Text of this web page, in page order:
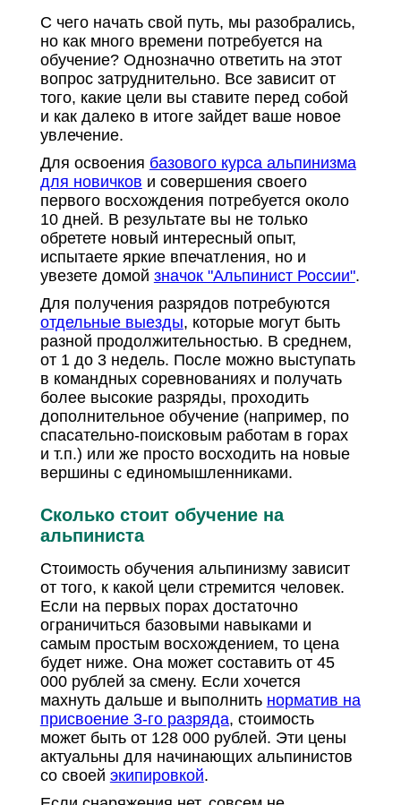
С чего начать свой путь, мы разобрались,
но как много времени потребуется на
обучение? Однозначно ответить на этот
вопрос затруднительно. Все зависит от
того, какие цели вы ставите перед собой
и как далеко в итоге зайдет ваше новое
увлечение.
Для освоения базового курса альпинизма
для новичков и совершения своего
первого восхождения потребуется около
10 дней. В результате вы не только
обретете новый интересный опыт,
испытаете яркие впечатления, но и
увезете домой значок "Альпинист России".
Для получения разрядов потребуются
отдельные выезды, которые могут быть
разной продолжительностью. В среднем,
от 1 до 3 недель. После можно выступать
в командных соревнованиях и получать
более высокие разряды, проходить
дополнительное обучение (например, по
спасательно-поисковым работам в горах
и т.п.) или же просто восходить на новые
вершины с единомышленниками.
Сколько стоит обучение на
альпиниста
Стоимость обучения альпинизму зависит
от того, к какой цели стремится человек.
Если на первых порах достаточно
ограничиться базовыми навыками и
самым простым восхождением, то цена
будет ниже. Она может составить от 45
000 рублей за смену. Если хочется
махнуть дальше и выполнить норматив на
присвоение 3-го разряда, стоимость
может быть от 128 000 рублей. Эти цены
актуальны для начинающих альпинистов
со своей экипировкой.